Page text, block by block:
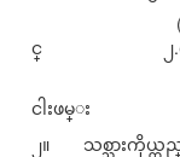
(ခ) ကမ္း႐ို
င္
ကမ္း႐ိုးတ
ငါးဖမ္း ၃
၂။ သစ္